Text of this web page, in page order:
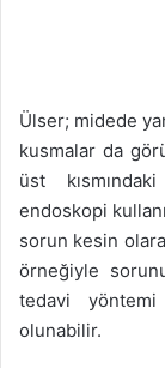
Ülser; midede
kusmalar da
üst
endoskopi
sorun kesin
örneğiyle
tedavi
olunabilir.